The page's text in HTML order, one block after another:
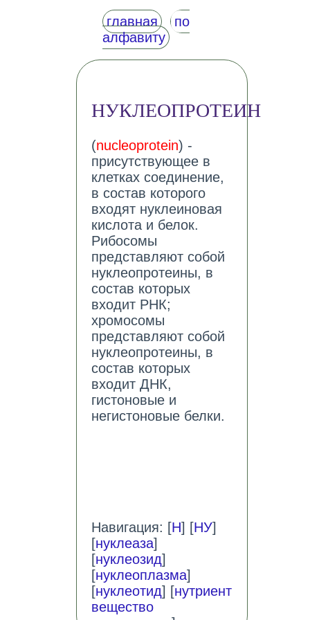
главная
по
алфавиту
НУКЛЕОПРОТЕИН
(nucleoprotein) -
присутствующее в
клетках соединение,
в состав которого
входят нуклеиновая
кислота и белок.
Рибосомы
представляют собой
нуклеопротеины, в
состав которых
входит РНК;
хромосомы
представляют собой
нуклеопротеины, в
состав которых
входит ДНК,
гистоновые и
негистоновые белки.
Навигация: [Н] [НУ]
[нуклеаза]
[нуклеозид]
[нуклеоплазма]
[нуклеотид] [нутриент
вещество